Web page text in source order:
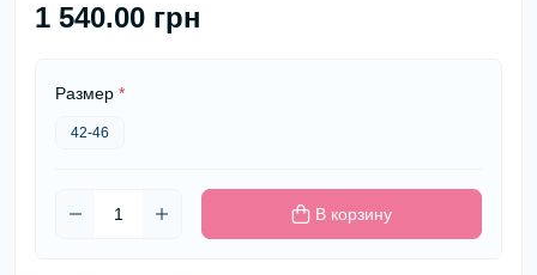
1 540.00 грн
Размер *
42-46
В корзину